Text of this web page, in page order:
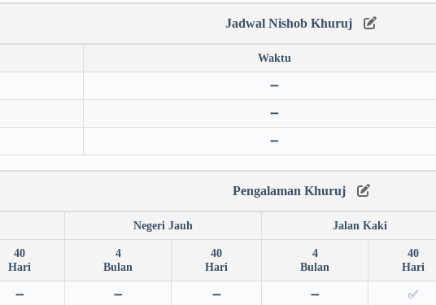
Jadwal Nishob Khuruj
Waktu
➖
➖
➖
Pengalaman Khuruj
Negeri Jauh Jalan Kaki
40
Hari
4
Bulan
40
Hari
4
Bulan
40
Hari
➖ ➖ ➖ ➖ ✅